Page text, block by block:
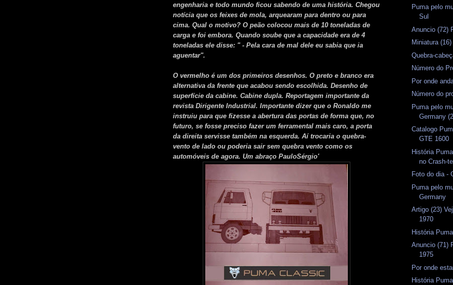
engenharia e todo mundo ficou sabendo de uma história. Chegou
notícia que os feixes de mola, arquearam para dentro ou para
cima. Qual o motivo? O peão colocou mais de 10 toneladas de
carga e foi embora. Quando soube que a capacidade era de 4
toneladas ele disse: " - Pela cara de mal dele eu sabia que ia
aguentar".
O vermelho é um dos primeiros desenhos. O preto e branco era
alternativa da frente que acabou sendo escolhida. Desenho de
superfície da cabine. Cabine dupla. Reportagem importante da
revista Dirigente Industrial. Importante dizer que o Ronaldo me
instruiu para que fizesse a abertura das portas de forma que, no
futuro, se fosse preciso fazer um ferramental mais caro, a porta
da direita servisse também na esquerda. Aí trocaria o quebra-
vento de lado ou poderia sair sem quebra vento como os
automóveis de agora. Um abraço PauloSérgio'
Puma pelo
Sul
Anuncio (72)
Miniatura
Quebra-
Número do
Por onde
Número do
Puma pelo
Germany
Catalogo
GTE 1600
História
no Crash-
Foto do dia -
Puma pelo
Germany
Artigo (23)
1970
História
Anuncio (71)
1975
Por onde
História